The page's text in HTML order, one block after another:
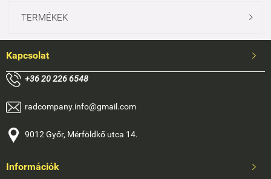
TERMÉKEK 
Kapcsolat 
+36 20 226 6548
radcompany.info@gmail.com
9012 Győr, Mérföldkő utca 14.
Információk 